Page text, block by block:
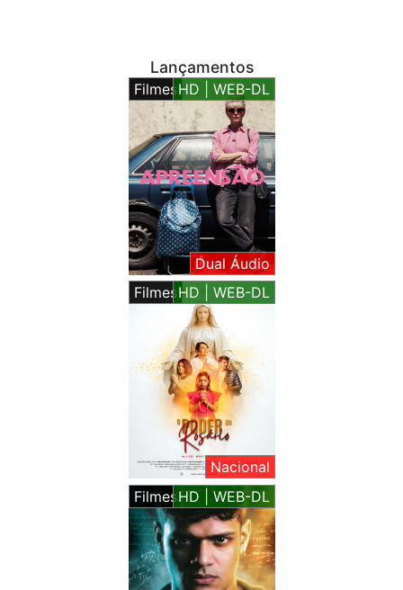
Lançamentos
FilmesHD | WEB-DL
Dual Áudio
FilmesHD | WEB-DL
Nacional
FilmesHD | WEB-DL